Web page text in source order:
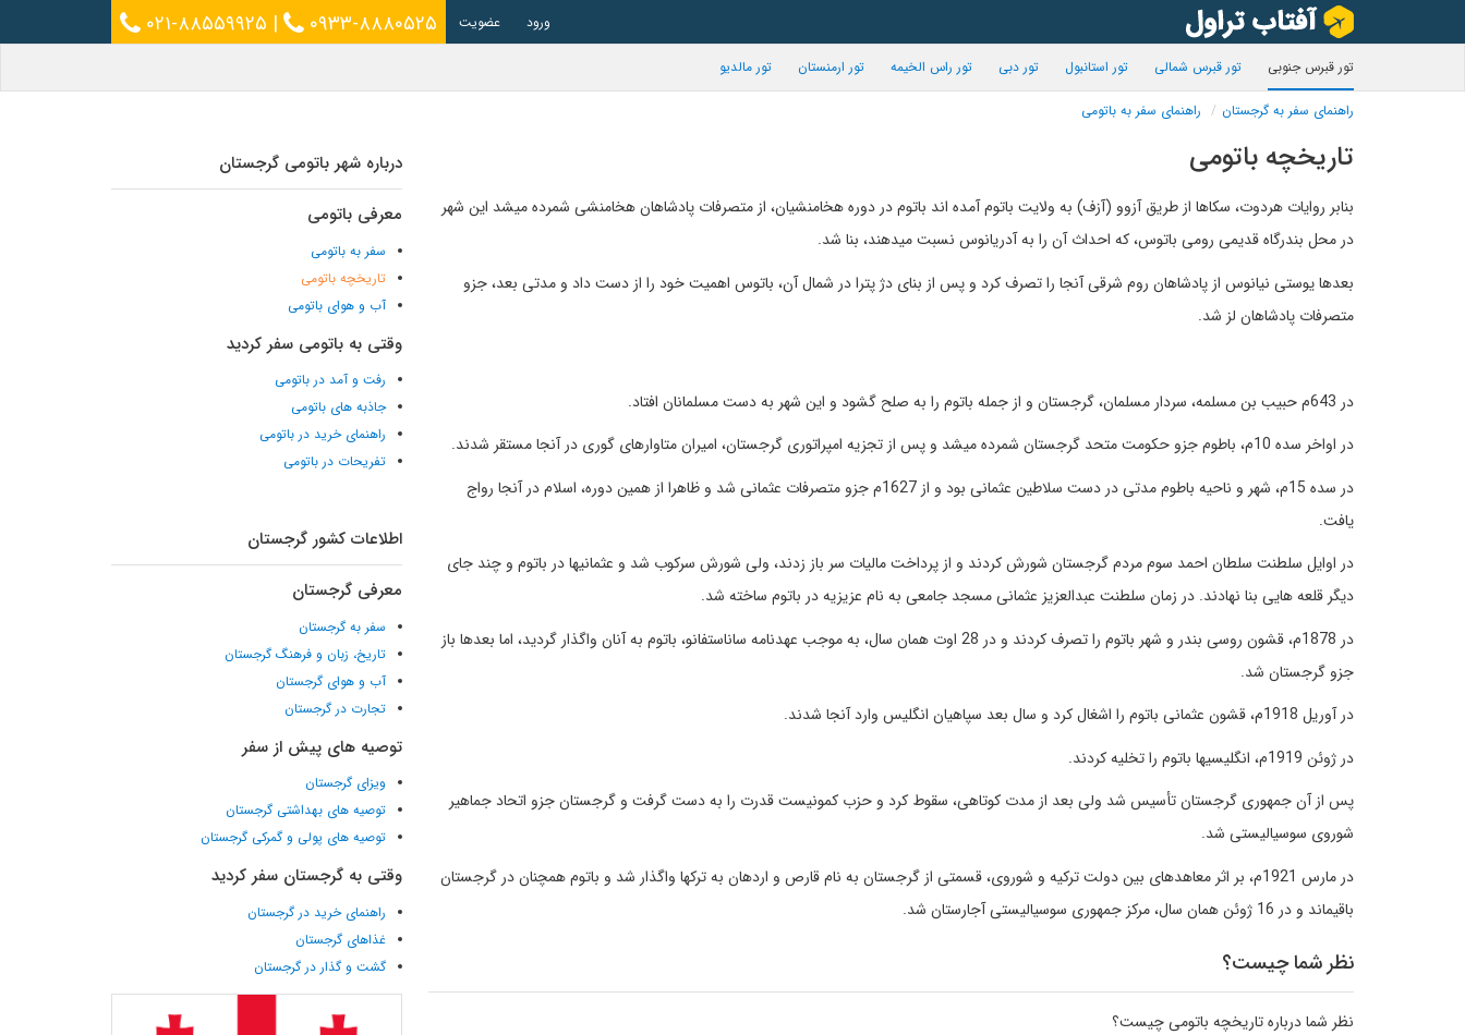
۰۲۱-۸۸۵۵۹۹۲۵ | ۰۹۳۳-۸۸۸۰۵۲۵ ورود عضویت
تور قبرس جنوبی تور قبرس شمالی تور استانبول تور دبی تور راس الخیمه تور ارمنستان تور مالدیو
راهنمای سفر به گرجستان راهنمای سفر به باتومی
تاریخچه باتومی
بنابر روایات هردوت، سکاها از طریق آزوو (آزف) به ولایت باتوم آمده اند باتوم در دوره هخامنشیان، از متصرفات پادشاهان هخامنشی شمرده میشد این شهر
در محل بندرگاه قدیمی رومی باتوس، که احداث آن را به آدریانوس نسبت میدهند، بنا شد.
بعدها یوستی نیانوس از پادشاهان روم شرقی آنجا را تصرف کرد و پس از بنای دژ پترا در شمال آن، باتوس اهمیت خود را از دست داد و مدتی بعد، جزو
متصرفات پادشاهان لز شد.
در 643م حبیب بن مسلمه، سردار مسلمان، گرجستان و از جمله باتوم را به صلح گشود و این شهر به دست مسلمانان افتاد.
در اواخر سده 10م، باطوم جزو حکومت متحد گرجستان شمرده میشد و پس از تجزیه امپراتوری گرجستان، امیران متاوارهای گوری در آنجا مستقر شدند.
در سده 15م، شهر و ناحیه باطوم مدتی در دست سلاطین عثمانی بود و از 1627م جزو متصرفات عثمانی شد و ظاهرا از همین دوره، اسلام در آنجا رواج
یافت.
در اوایل سلطنت سلطان احمد سوم مردم گرجستان شورش کردند و از پرداخت مالیات سر باز زدند، ولی شورش سرکوب شد و عثمانیها در باتوم و چند جای
دیگر قلعه هایی بنا نهادند. در زمان سلطنت عبدالعزیز عثمانی مسجد جامعی به نام عزیزیه در باتوم ساخته شد.
در 1878م، قشون روسی بندر و شهر باتوم را تصرف کردند و در 28 اوت همان سال، به موجب عهدنامه ساناستفانو، باتوم به آنان واگذار گردید، اما بعدها باز
جزو گرجستان شد.
در آوریل 1918م، قشون عثمانی باتوم را اشغال کرد و سال بعد سپاهیان انگلیس وارد آنجا شدند.
در ژوئن 1919م، انگلیسیها باتوم را تخلیه کردند.
پس از آن جمهوری گرجستان تأسیس شد ولی بعد از مدت کوتاهی، سقوط کرد و حزب کمونیست قدرت را به دست گرفت و گرجستان جزو اتحاد جماهیر
شوروی سوسیالیستی شد.
در مارس 1921م، بر اثر معاهدهای بین دولت ترکیه و شوروی، قسمتی از گرجستان به نام قارص و اردهان به ترکها واگذار شد و باتوم همچنان در گرجستان
باقیماند و در 16 ژوئن همان سال، مرکز جمهوری سوسیالیستی آجارستان شد.
نظر شما چیست؟
نظر شما درباره تاریخچه باتومی چیست؟
درباره شهر باتومی گرجستان
معرفی باتومی
سفر به باتومی
تاریخچه باتومی
آب و هوای باتومی
وقتی به باتومی سفر کردید
رفت و آمد در باتومی
جاذبه های باتومی
راهنمای خرید در باتومی
تفریحات در باتومی
اطلاعات کشور گرجستان
معرفی گرجستان
سفر به گرجستان
تاریخ، زبان و فرهنگ گرجستان
آب و هوای گرجستان
تجارت در گرجستان
توصیه های پیش از سفر
ویزای گرجستان
توصیه های بهداشتی گرجستان
توصیه های پولی و گمرکی گرجستان
وقتی به گرجستان سفر کردید
راهنمای خرید در گرجستان
غذاهای گرجستان
گشت و گذار در گرجستان